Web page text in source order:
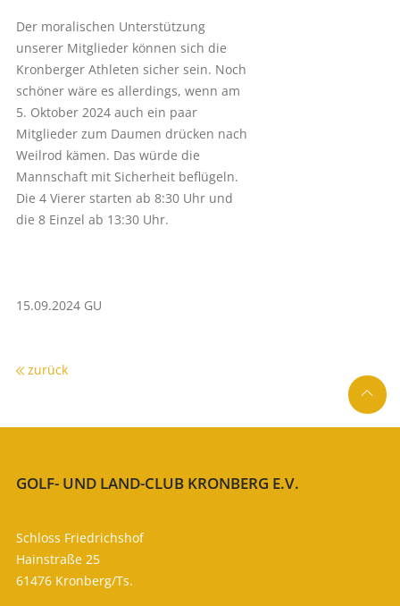
Der moralischen Unterstützung
unserer Mitglieder können sich die
Kronberger Athleten sicher sein. Noch
schöner wäre es allerdings, wenn am
5. Oktober 2024 auch ein paar
Mitglieder zum Daumen drücken nach
Weilrod kämen. Das würde die
Mannschaft mit Sicherheit beflügeln.
Die 4 Vierer starten ab 8:30 Uhr und
die 8 Einzel ab 13:30 Uhr.
15.09.2024 GU
zurück

GOLF- UND LAND-CLUB KRONBERG E.V.
Schloss Friedrichshof
Hainstraße 25
61476 Kronberg/Ts.